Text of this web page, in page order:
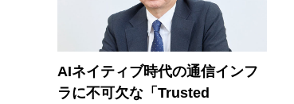
AIネイティブ時代の通信インフ
ラに不可欠な「Trusted